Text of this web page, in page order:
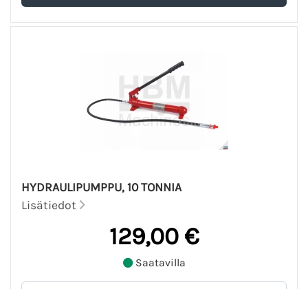
HYDRAULIPUMPPU, 10 TONNIA
Lisätiedot
129,00 €
Saatavilla